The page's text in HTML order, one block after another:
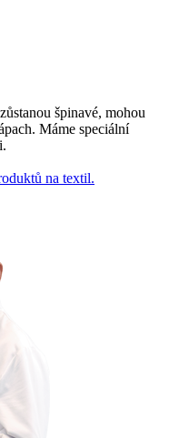
špinavé, mohou
Máme speciální
na textil.